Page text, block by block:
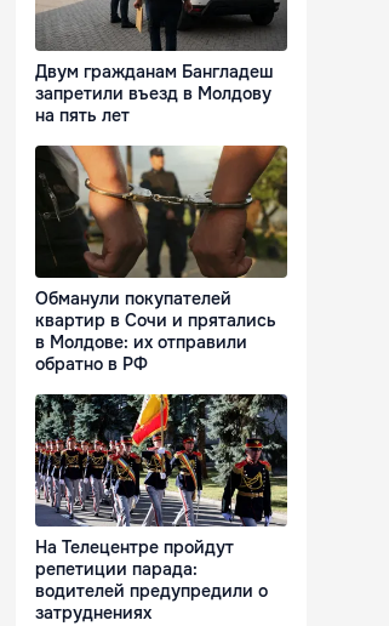
Двум гражданам Бангладеш
запретили въезд в Молдову
на пять лет
Обманули покупателей
квартир в Сочи и прятались
в Молдове: их отправили
обратно в РФ
На Телецентре пройдут
репетиции парада:
водителей предупредили о
затруднениях